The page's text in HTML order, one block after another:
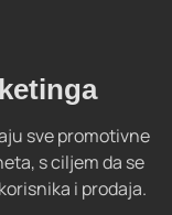
sve promotivne
s ciljem da se
i prodaja.